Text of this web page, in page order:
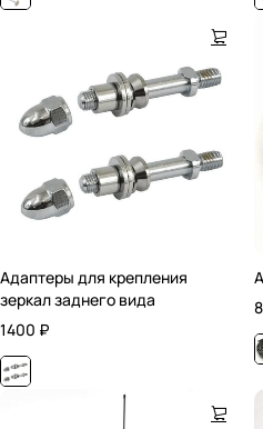
Адаптеры для крепления
зеркал заднего вида
1400 ₽